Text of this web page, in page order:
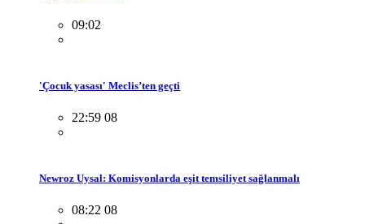
09:02
'Çocuk yasası' Meclis’ten geçti
22:59 08
Newroz Uysal: Komisyonlarda eşit temsiliyet sağlanmalı
08:22 08